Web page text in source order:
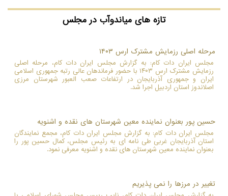
تازه های میاندوآب در مجلس
مرحله اصلی رزمایش مشترک ارس ۱۴۰۳
مجلس ایران دات کام: به گزارش مجلس ایران دات کام، مرحله اصلی
رزمایش مشترک ارس ۱۴۰۳ با حضور فرماندهان عالی رتبه جمهوری اسلامی
ایران و جمهوری آذربایجان در ارتفاعات صعب العبور شهرستان مرزی
اصلاندوز استان اردبیل اجرا شد.
حسین پور بعنوان نماینده معین شهرستان های نقده و اشنویه
مجلس ایران دات کام: به گزارش مجلس ایران دات کام، مجمع نمایندگان
استان آذربایجان غربی طی نامه ای به رئیس مجلس، کمال حسین پور را
بعنوان نماینده معین شهرستان های نقده و اشنویه معرفی نمود.
تغییر در مرزها را نمی پذیریم